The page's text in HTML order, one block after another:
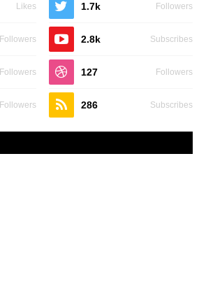
Likes 1.7k Followers
Followers 2.8k Subscribes
Followers 127 Followers
Followers 286 Subscribes